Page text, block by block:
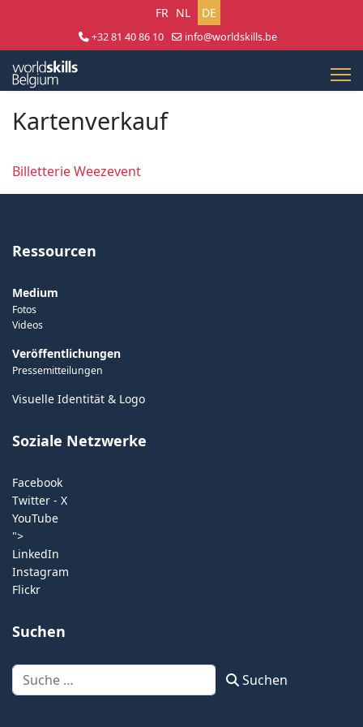
Sprache auswählen
FR NL DE
+32 81 40 86 10
info@worldskills.be
Kartenverkauf
Billetterie Weezevent
Ressourcen
Medium
Fotos
Videos
Veröffentlichungen
Pressemitteilungen
Visuelle Identität & Logo
Soziale Netzwerke
Facebook
Twitter - X
YouTube
">
LinkedIn
Instagram
Flickr
Suchen
Suchen Suchen